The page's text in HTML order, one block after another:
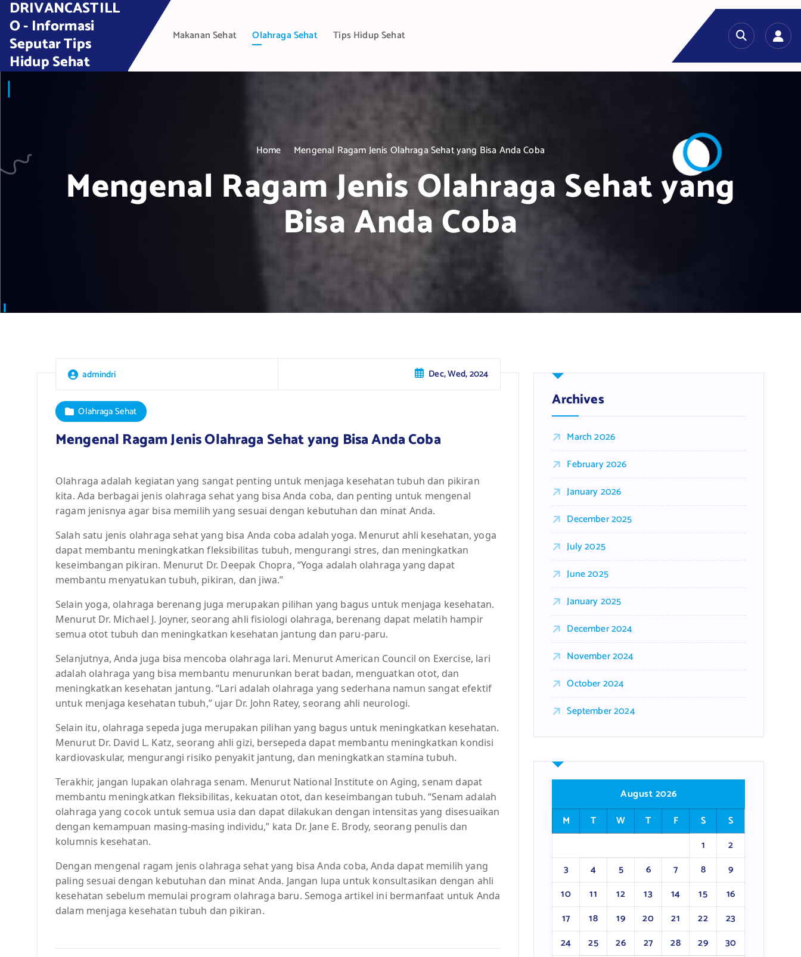
n
DRIVANCASTILL
O - Informasi
Seputar Tips
Hidup Sehat
Makanan Sehat Olahraga Sehat Tips Hidup Sehat
Home Mengenal Ragam Jenis Olahraga Sehat yang Bisa Anda Coba
Mengenal Ragam Jenis Olahraga Sehat yang
Bisa Anda Coba
admindri Dec, Wed, 2024
Olahraga Sehat
Mengenal Ragam Jenis Olahraga Sehat yang Bisa Anda Coba
Olahraga adalah kegiatan yang sangat penting untuk menjaga kesehatan tubuh dan pikiran
kita. Ada berbagai jenis olahraga sehat yang bisa Anda coba, dan penting untuk mengenal
ragam jenisnya agar bisa memilih yang sesuai dengan kebutuhan dan minat Anda.
Salah satu jenis olahraga sehat yang bisa Anda coba adalah yoga. Menurut ahli kesehatan, yoga
dapat membantu meningkatkan fleksibilitas tubuh, mengurangi stres, dan meningkatkan
keseimbangan pikiran. Menurut Dr. Deepak Chopra, “Yoga adalah olahraga yang dapat
membantu menyatukan tubuh, pikiran, dan jiwa.”
Selain yoga, olahraga berenang juga merupakan pilihan yang bagus untuk menjaga kesehatan.
Menurut Dr. Michael J. Joyner, seorang ahli fisiologi olahraga, berenang dapat melatih hampir
semua otot tubuh dan meningkatkan kesehatan jantung dan paru-paru.
Selanjutnya, Anda juga bisa mencoba olahraga lari. Menurut American Council on Exercise, lari
adalah olahraga yang bisa membantu menurunkan berat badan, menguatkan otot, dan
meningkatkan kesehatan jantung. “Lari adalah olahraga yang sederhana namun sangat efektif
untuk menjaga kesehatan tubuh,” ujar Dr. John Ratey, seorang ahli neurologi.
Selain itu, olahraga sepeda juga merupakan pilihan yang bagus untuk meningkatkan kesehatan.
Menurut Dr. David L. Katz, seorang ahli gizi, bersepeda dapat membantu meningkatkan kondisi
kardiovaskular, mengurangi risiko penyakit jantung, dan meningkatkan stamina tubuh.
Terakhir, jangan lupakan olahraga senam. Menurut National Institute on Aging, senam dapat
membantu meningkatkan fleksibilitas, kekuatan otot, dan keseimbangan tubuh. “Senam adalah
olahraga yang cocok untuk semua usia dan dapat dilakukan dengan intensitas yang disesuaikan
dengan kemampuan masing-masing individu,” kata Dr. Jane E. Brody, seorang penulis dan
kolumnis kesehatan.
Dengan mengenal ragam jenis olahraga sehat yang bisa Anda coba, Anda dapat memilih yang
paling sesuai dengan kebutuhan dan minat Anda. Jangan lupa untuk konsultasikan dengan ahli
kesehatan sebelum memulai program olahraga baru. Semoga artikel ini bermanfaat untuk Anda
dalam menjaga kesehatan tubuh dan pikiran.
Archives
March 2026
February 2026
January 2026
December 2025
July 2025
June 2025
January 2025
December 2024
November 2024
October 2024
September 2024
August 2026
M
T W T F S
S
1
2
3
4 5 6 7 8
9
10
11 12 13 14 15
16
17
18 19 20 21 22
23
24
25 26 27 28 29
30